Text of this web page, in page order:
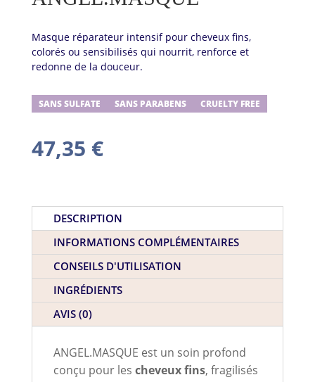
Masque réparateur intensif pour cheveux fins,
colorés ou sensibilisés qui nourrit, renforce et
redonne de la douceur.
SANS SULFATE SANS PARABENS CRUELTY FREE
47,35 €
DESCRIPTION
INFORMATIONS COMPLÉMENTAIRES
CONSEILS D'UTILISATION
INGRÉDIENTS
AVIS (0)
ANGEL.MASQUE est un soin profond
conçu pour les cheveux fins, fragilisés